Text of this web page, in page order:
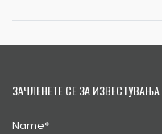
ЗАЧЛЕНЕТЕ СЕ ЗА ИЗВЕСТУВАЊА
Name*